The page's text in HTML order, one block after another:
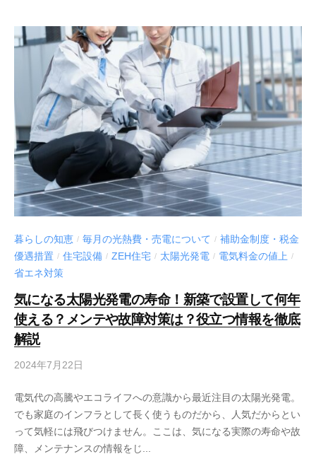
暮らしの知恵 / 毎月の光熱費・売電について / 補助金制度・税金
優遇措置 / 住宅設備 / ZEH住宅 / 太陽光発電 / 電気料金の値上 /
省エネ対策
気になる太陽光発電の寿命！新築で設置して何年
使える？メンテや故障対策は？役立つ情報を徹底
解説
2024年7月22日
電気代の高騰やエコライフへの意識から最近注目の太陽光発電。
でも家庭のインフラとして長く使うものだから、人気だからとい
って気軽には飛びつけません。ここは、気になる実際の寿命や故
障、メンテナンスの情報をじ...